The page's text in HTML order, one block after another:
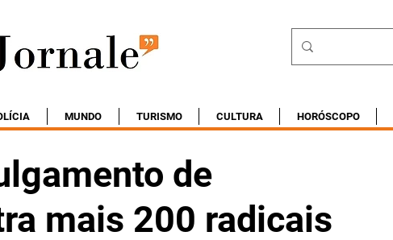
MUNDO TURISMO CULTURA HORÓSCOPO
de
mais 200 radicais